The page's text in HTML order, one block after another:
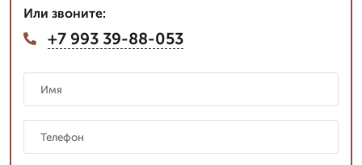
Или звоните:
+7 993 39-88-053